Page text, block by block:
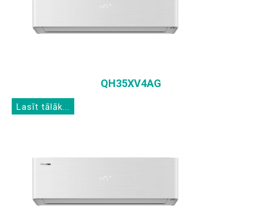
QH35XV4AG
Lasīt tālāk...